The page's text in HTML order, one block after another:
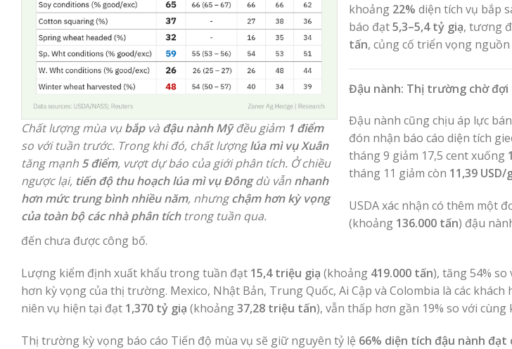
Chất lượng mùa vụbắpvà đậu nành Mỹđều giảm 1 điểm
so với tuần trước. Trong khi đó, chất lượnglúa mì vụ Xuân
tăng mạnh 5 điểm, vượt dự báo của giới phân tích. Ở chiều
ngược lại, tiến độ thu hoạch lúa mì vụ Đôngdù vẫn nhanh
hơn mức trung bình nhiều năm, nhưngchậm hơn kỳ vọng
của toàn bộ các nhà phân tíchtrong tuần qua.
khoảng 22% diện tích vụ bắp
báo đạt5,3–5,4 tỷ giạ, tương
tấn, củng cố triển vọng
Đậu nành: Thị trường chờ đợi
Đậu nành cũng chịu áp lực
đón nhận báo cáo diện tích
tháng 9 giảm 17,5 cent xuống
tháng 11 giảm còn 11,39 USD/
USDA xác nhận có thêm một
(khoảng 136.000 tấn) đậu
đến chưa được công bố.
Lượng kiểm định xuất khẩu trong tuần đạt 15,4 triệu giạ (khoảng 419.000 tấn), tăng 54%
hơn kỳ vọng của thị trường. Mexico, Nhật Bản, Trung Quốc, Ai Cập và Colombia là các
niên vụ hiện tại đạt 1,370 tỷ giạ (khoảng37,28 triệu tấn), vẫn thấp hơn gần 19% so với cùng
Thị trường kỳ vọng báo cáo Tiến độ mùa vụ sẽ giữ nguyên tỷ lệ 66% diện tích đậu nành